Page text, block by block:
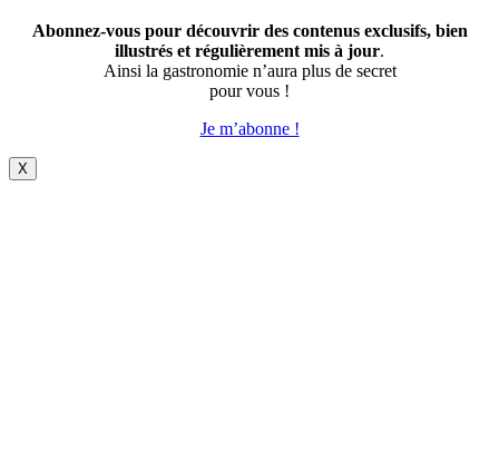
Abonnez-vous pour découvrir des contenus exclusifs, bien
illustrés et régulièrement mis à jour.
Ainsi la gastronomie n’aura plus de secret
pour vous !
Je m’abonne !
X